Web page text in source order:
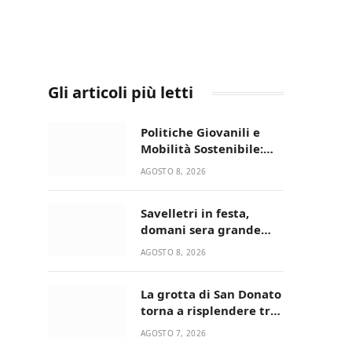
Gli articoli più letti
Politiche Giovanili e
Mobilità Sostenibile:
premiati gli studenti
AGOSTO 8, 2026
Savelletri in festa,
domani sera grande
spettacolo con Uccio De
AGOSTO 8, 2026
La grotta di San Donato
torna a risplendere tra
fede, natura e
AGOSTO 7, 2026